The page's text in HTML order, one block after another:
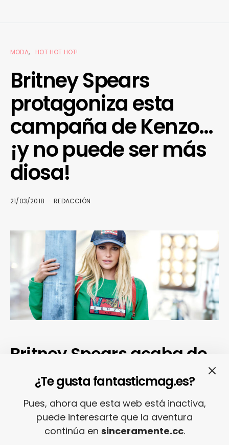
MODA HOT HOT HOT!
Britney Spears
protagoniza esta
campaña de Kenzo…
¡y no puede ser más
diosa!
21/03/2018 REDACCIÓN
Britney Spears acaba de
dar la campanada como
imagen de la nueva
campaña de Kenzo
fotografiada por Peter
¿Te gusta fantasticmag.es?
Pues, ahora que esta web está inactiva,
puede interesarte que la aventura
continúa en sinceramente.cc.